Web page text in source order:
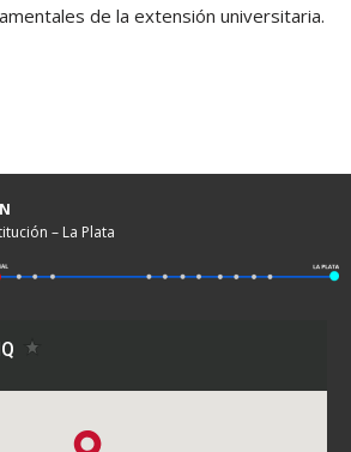
de la extensión universitaria.
– La Plata